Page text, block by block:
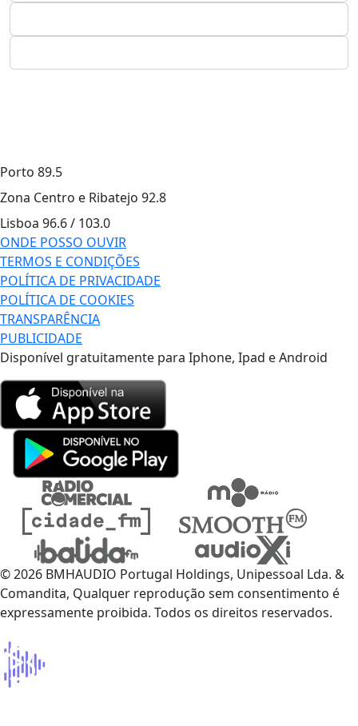
Porto 89.5
Zona Centro e Ribatejo 92.8
Lisboa 96.6 / 103.0
ONDE POSSO OUVIR
TERMOS E CONDIÇÕES
POLÍTICA DE PRIVACIDADE
POLÍTICA DE COOKIES
TRANSPARÊNCIA
PUBLICIDADE
Disponível gratuitamente para Iphone, Ipad e Android
© 2026 BMHAUDIO Portugal Holdings, Unipessoal Lda. &
Comandita, Qualquer reprodução sem consentimento é
expressamente proibida. Todos os direitos reservados.